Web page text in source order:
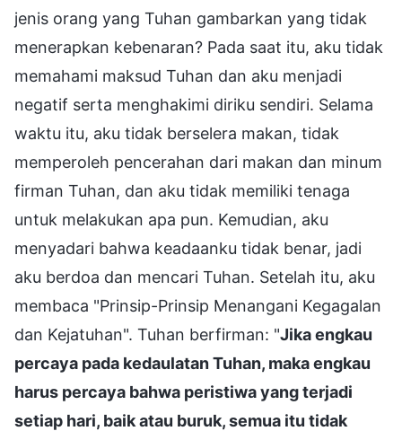
jenis orang yang Tuhan gambarkan yang tidak
menerapkan kebenaran? Pada saat itu, aku tidak
memahami maksud Tuhan dan aku menjadi
negatif serta menghakimi diriku sendiri. Selama
waktu itu, aku tidak berselera makan, tidak
memperoleh pencerahan dari makan dan minum
firman Tuhan, dan aku tidak memiliki tenaga
untuk melakukan apa pun. Kemudian, aku
menyadari bahwa keadaanku tidak benar, jadi
aku berdoa dan mencari Tuhan. Setelah itu, aku
membaca "Prinsip-Prinsip Menangani Kegagalan
dan Kejatuhan". Tuhan berfirman: "Jika engkau
percaya pada kedaulatan Tuhan, maka engkau
harus percaya bahwa peristiwa yang terjadi
setiap hari, baik atau buruk, semua itu tidak